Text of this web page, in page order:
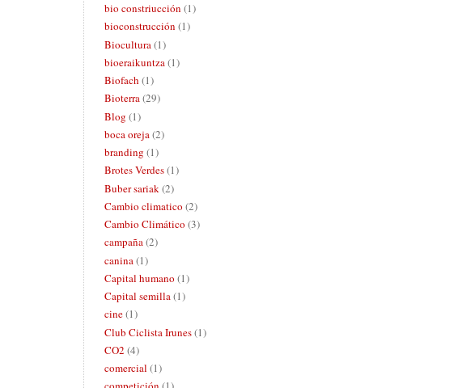
bio constriucción (1)
bioconstrucción (1)
Biocultura (1)
bioeraikuntza(1)
Biofach (1)
Bioterra(29)
Blog (1)
boca oreja(2)
branding (1)
Brotes Verdes(1)
Buber sariak (2)
Cambio climatico (2)
Cambio Climático (3)
campaña(2)
canina (1)
Capital humano (1)
Capital semilla(1)
cine(1)
Club Ciclista Irunes(1)
CO2 (4)
comercial (1)